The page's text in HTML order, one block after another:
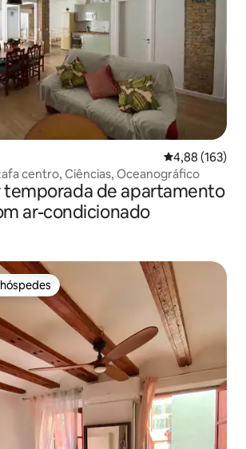
4,88 de uma
4,88 (163)
centro, Ciências, Oceanográfico
de apartamento
ar-condicionado
preferidos dos hóspedes